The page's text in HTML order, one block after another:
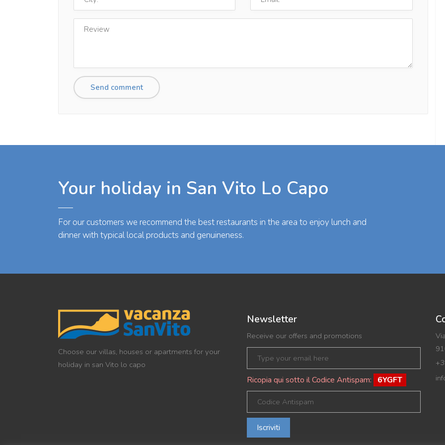
Your holiday in San Vito Lo Capo
For our customers we recommend the best restaurants in the area to enjoy lunch and
dinner with typical local products and genuineness.
Choose our villas, houses or apartments for your
holiday in san Vito lo capo
Newsletter
Receive our offers and promotions
Ricopia qui sotto il Codice Antispam: 6YGFT
Iscriviti